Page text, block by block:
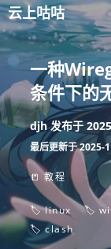
云上咕咕
一种
条件下的
djh 发布于
最后更新于2025-
📒 教程
🏷️ linux 🏷️
🏷️ clash